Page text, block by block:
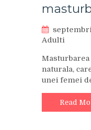
Adulti
naturala,
unei femei
Read